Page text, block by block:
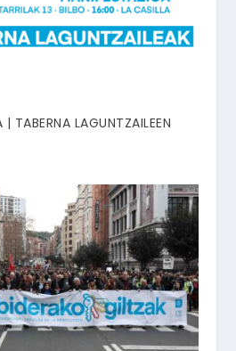
TABERNA LAGUNTZAILEEN